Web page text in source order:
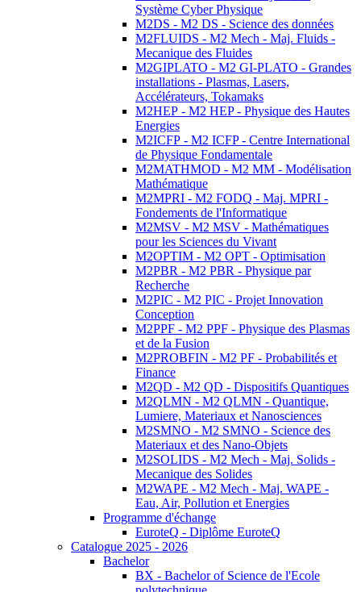
Système Cyber Physique
M2DS - M2 DS - Science des données
M2FLUIDS - M2 Mech - Maj. Fluids -
Mecanique des Fluides
M2GIPLATO - M2 GI-PLATO - Grandes
installations - Plasmas, Lasers,
Accélérateurs, Tokamaks
M2HEP - M2 HEP - Physique des Hautes
Energies
M2ICFP - M2 ICFP - Centre International
de Physique Fondamentale
M2MATHMOD - M2 MM - Modélisation
Mathématique
M2MPRI - M2 FODQ - Maj. MPRI -
Fondements de l'Informatique
M2MSV - M2 MSV - Mathématiques
pour les Sciences du Vivant
M2OPTIM - M2 OPT - Optimisation
M2PBR - M2 PBR - Physique par
Recherche
M2PIC - M2 PIC - Projet Innovation
Conception
M2PPF - M2 PPF - Physique des Plasmas
et de la Fusion
M2PROBFIN - M2 PF - Probabilités et
Finance
M2QD - M2 QD - Dispositifs Quantiques
M2QLMN - M2 QLMN - Quantique,
Lumiere, Materiaux et Nanosciences
M2SMNO - M2 SMNO - Science des
Materiaux et des Nano-Objets
M2SOLIDS - M2 Mech - Maj. Solids -
Mecanique des Solides
M2WAPE - M2 Mech - Maj. WAPE -
Eau, Air, Pollution et Energies
Programme d'échange
EuroteQ - Diplôme EuroteQ
Catalogue 2025 - 2026
Bachelor
BX - Bachelor of Science de l'Ecole